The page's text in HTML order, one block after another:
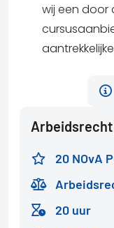
wij een door
Arbeidsrecht
20 NOvA
20 uur